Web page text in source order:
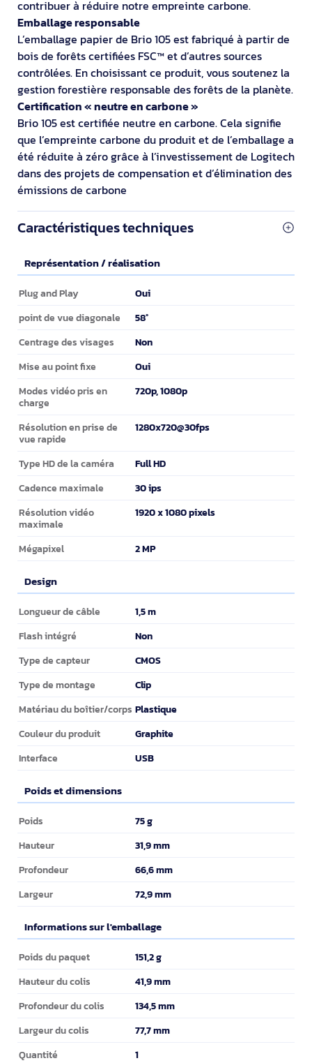
contribuer à réduire notre empreinte carbone.
Emballage responsable
L’emballage papier de Brio 105 est fabriqué à partir de
bois de forêts certifiées FSC™ et d’autres sources
contrôlées. En choisissant ce produit, vous soutenez la
gestion forestière responsable des forêts de la planète.
Certification « neutre en carbone »
Brio 105 est certifiée neutre en carbone. Cela signifie
que l’empreinte carbone du produit et de l’emballage a
été réduite à zéro grâce à l’investissement de Logitech
dans des projets de compensation et d’élimination des
émissions de carbone
Caractéristiques techniques
Représentation / réalisation
Représentation / réalisation
Plug and Play Oui
point de vue diagonale 58°
Centrage des visages Non
Mise au point fixe Oui
Modes vidéo pris en
charge
720p, 1080p
Résolution en prise de
vue rapide
1280x720@30fps
Type HD de la caméra Full HD
Cadence maximale 30 ips
Résolution vidéo
maximale
1920 x 1080 pixels
Mégapixel 2 MP
Design
Design
Longueur de câble 1,5 m
Flash intégré Non
Type de capteur CMOS
Type de montage Clip
Matériau du boîtier/corps Plastique
Couleur du produit Graphite
Interface USB
Poids et dimensions
Poids et dimensions
Poids 75 g
Hauteur 31,9 mm
Profondeur 66,6 mm
Largeur 72,9 mm
Informations sur l'emballage
Informations sur l'emballage
Poids du paquet 151,2 g
Hauteur du colis 41,9 mm
Profondeur du colis 134,5 mm
Largeur du colis 77,7 mm
Quantité 1